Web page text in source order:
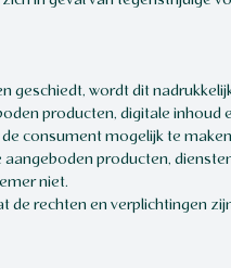
geschiedt, wordt dit
producten, digitale inhoud
consument mogelijk te
producten,
niet.
rechten en verplichtingen